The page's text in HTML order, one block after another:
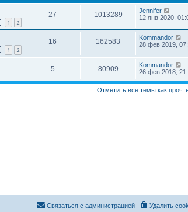
1 2
27 1013289
Jennifer
12 янв 2020,
1 2
16 162583
Kommandor
28 фев 2019,
5 80909
Kommandor
26 фев 2018,
Отметить все темы как
Удалить
Связаться с администрацией